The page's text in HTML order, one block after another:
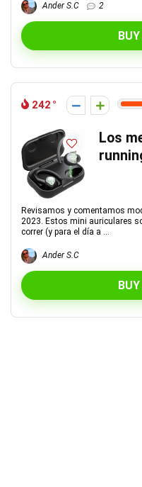
Ander S.C 2
242
Los
Revisamos y comentamos
2023. Estos mini auriculares
correr (y para el día a ...
Ander S.C